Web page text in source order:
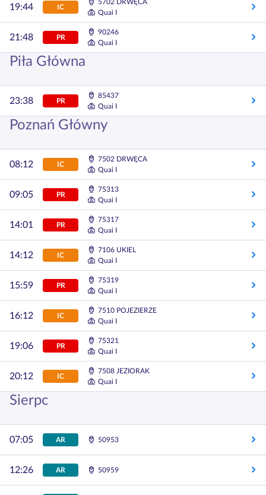
19:44 IC
5702 DRWĘCA
Quai I
21:48 PR
90246
Quai I
Piła Główna
23:38 PR
85437
Quai I
Poznań Główny
08:12 IC
7502 DRWĘCA
Quai I
09:05 PR
75313
Quai I
14:01 PR
75317
Quai I
14:12 IC
7106 UKIEL
Quai I
15:59 PR
75319
Quai I
16:12 IC
7510 POJEZIERZE
Quai I
19:06 PR
75321
Quai I
20:12 IC
7508 JEZIORAK
Quai I
Sierpc
07:05 AR 50953
12:26 AR 50959